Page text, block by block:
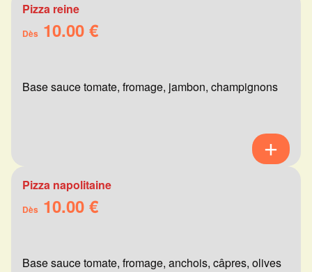
Pizza reine
Dès 10.00 €
Base sauce tomate, fromage, jambon, champignons
Pizza napolitaine
Dès 10.00 €
Base sauce tomate, fromage, anchois, câpres, olives